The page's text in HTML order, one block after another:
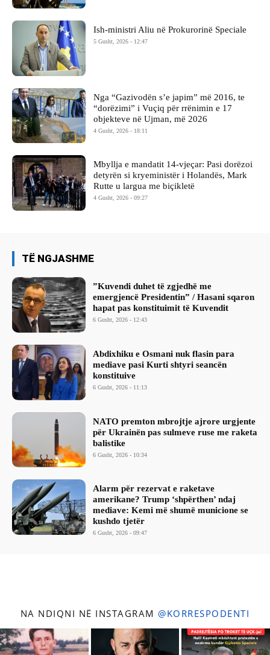
Ish-ministri ​Aliu në Prokurorinë Speciale
5 Gusht, 2026 - 12:47
Nga “Gazivodën s’e japim” më 2016, te
“dorëzimi” i Vuçiq për rrënimin e 17
objekteve në Ujman, më 2026
4 Gusht, 2026 - 18:11
Mbyllja e mandatit 14-vjeçar: Pasi dorëzoi
detyrën si kryeministër i Holandës, Mark
Rutte u largua me biçikletë
4 Gusht, 2026 - 09:27
TË NGJASHME
​”Kuvendi duhet të zgjedhë me
emergjencë Presidentin” / Hasani sqaron
hapat pas konstituimit të Kuvendit
6 Gusht, 2026 - 12:43
Abdixhiku e Osmani nuk flasin para
mediave pasi Kurti shtyri seancën
konstituive
6 Gusht, 2026 - 11:13
NATO premton mbrojtje ajrore urgjente
për Ukrainën pas sulmeve ruse me raketa
balistike
6 Gusht, 2026 - 10:34
Alarm për rezervat e raketave
amerikane? Trump ‘shpërthen’ ndaj
mediave: Kemi më shumë municione se
kushdo tjetër
6 Gusht, 2026 - 09:47
NA NDIQNI NË INSTAGRAM @KORRESPODENTI